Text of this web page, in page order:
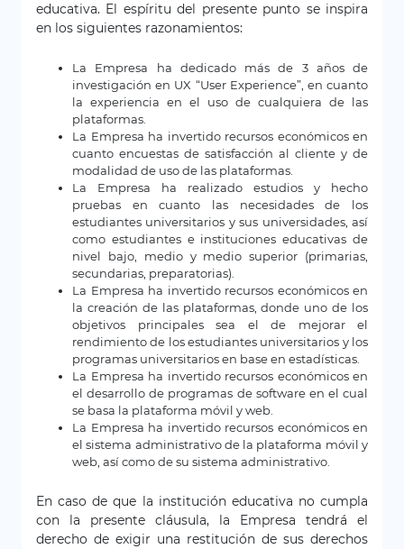
educativa. El espíritu del presente punto se inspira
en los siguientes razonamientos:
La Empresa ha dedicado más de 3 años de
investigación en UX “User Experience”, en cuanto
la experiencia en el uso de cualquiera de las
plataformas.
La Empresa ha invertido recursos económicos en
cuanto encuestas de satisfacción al cliente y de
modalidad de uso de las plataformas.
La Empresa ha realizado estudios y hecho
pruebas en cuanto las necesidades de los
estudiantes universitarios y sus universidades, así
como estudiantes e instituciones educativas de
nivel bajo, medio y medio superior (primarias,
secundarias, preparatorias).
La Empresa ha invertido recursos económicos en
la creación de las plataformas, donde uno de los
objetivos principales sea el de mejorar el
rendimiento de los estudiantes universitarios y los
programas universitarios en base en estadísticas.
La Empresa ha invertido recursos económicos en
el desarrollo de programas de software en el cual
se basa la plataforma móvil y web.
La Empresa ha invertido recursos económicos en
el sistema administrativo de la plataforma móvil y
web, así como de su sistema administrativo.
En caso de que la institución educativa no cumpla
con la presente cláusula, la Empresa tendrá el
derecho de exigir una restitución de sus derechos